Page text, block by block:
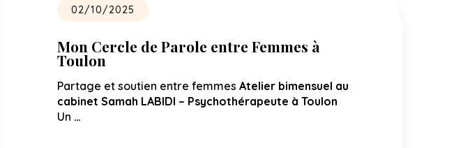
02/10/2025
Mon Cercle de Parole entre Femmes à
Toulon
Partage et soutien entre femmes Atelier bimensuel au
cabinet Samah LABIDI – Psychothérapeute à Toulon
Un …